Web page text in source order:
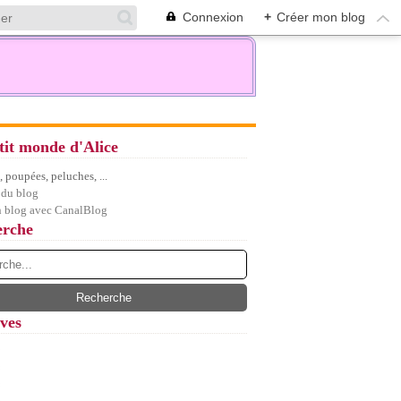
Connexion + Créer mon blog
monde d'Alice
poupées, peluches, ...
blog
blog avec CanalBlog